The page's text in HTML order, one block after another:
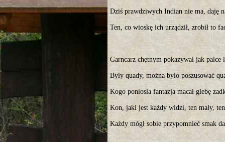
Dziś prawdziwych Indian nie ma, daję
Ten, co wioskę ich urządził, zrobił to
Garncarz chętnym pokazywał jak palce
Były quady, można było poszusować
Kogo poniosła fantazja macał glebę
Kon, jaki jest każdy widzi, ten mały,
Każdy mógł sobie przypomnieć smak